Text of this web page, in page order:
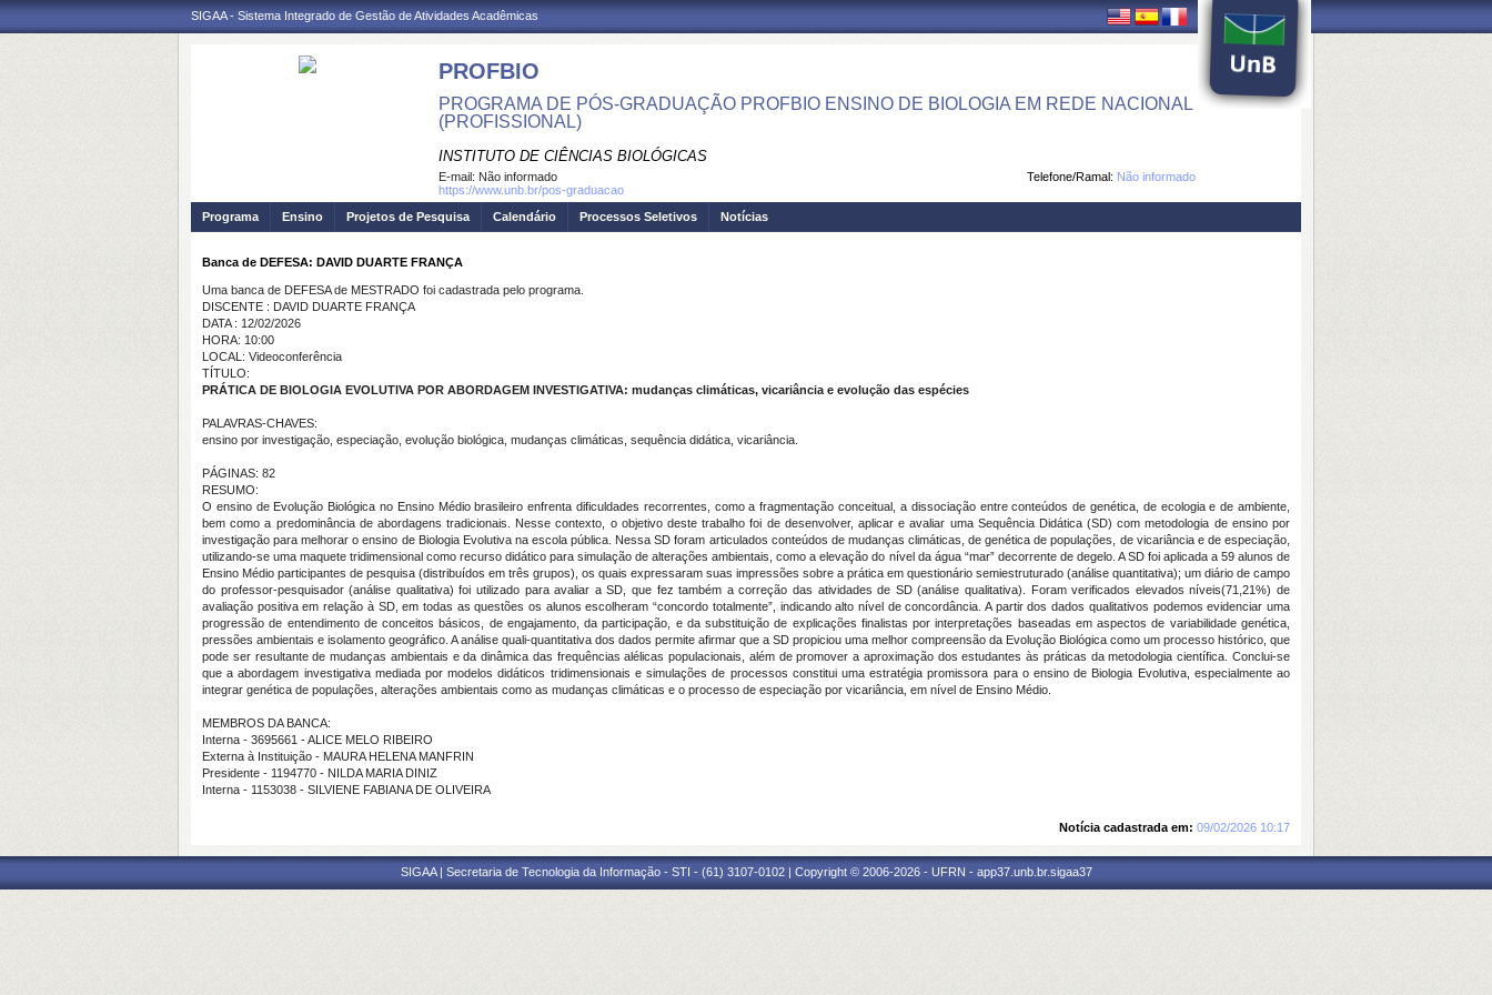
SIGAA - Sistema Integrado de Gestão de Atividades Acadêmicas
PROFBIO
PROGRAMA DE PÓS-GRADUAÇÃO PROFBIO ENSINO DE BIOLOGIA EM REDE NACIONAL
(PROFISSIONAL)
INSTITUTO DE CIÊNCIAS BIOLÓGICAS
Telefone/Ramal: Não informado
E-mail: Não informado
https://www.unb.br/pos-graduacao
Programa
Ensino Projetos de Pesquisa Calendário Processos Seletivos Notícias
Banca de DEFESA: DAVID DUARTE FRANÇA
Uma banca de DEFESA de MESTRADO foi cadastrada pelo programa.
DISCENTE : DAVID DUARTE FRANÇA
DATA : 12/02/2026
HORA: 10:00
LOCAL: Videoconferência
TÍTULO:
PRÁTICA DE BIOLOGIA EVOLUTIVA POR ABORDAGEM INVESTIGATIVA: mudanças climáticas, vicariância e evolução das espécies
PALAVRAS-CHAVES:
ensino por investigação, especiação, evolução biológica, mudanças climáticas, sequência didática, vicariância.
PÁGINAS: 82
RESUMO:
O ensino de Evolução Biológica no Ensino Médio brasileiro enfrenta dificuldades recorrentes, como a fragmentação conceitual, a dissociação entre conteúdos de genética, de ecologia e de ambiente,
bem como a predominância de abordagens tradicionais. Nesse contexto, o objetivo deste trabalho foi de desenvolver, aplicar e avaliar uma Sequência Didática (SD) com metodologia de ensino por
investigação para melhorar o ensino de Biologia Evolutiva na escola pública. Nessa SD foram articulados conteúdos de mudanças climáticas, de genética de populações, de vicariância e de especiação,
utilizando-se uma maquete tridimensional como recurso didático para simulação de alterações ambientais, como a elevação do nível da água “mar” decorrente de degelo. A SD foi aplicada a 59 alunos de
Ensino Médio participantes de pesquisa (distribuídos em três grupos), os quais expressaram suas impressões sobre a prática em questionário semiestruturado (análise quantitativa); um diário de campo
do professor-pesquisador (análise qualitativa) foi utilizado para avaliar a SD, que fez também a correção das atividades de SD (análise qualitativa). Foram verificados elevados níveis(71,21%) de
avaliação positiva em relação à SD, em todas as questões os alunos escolheram “concordo totalmente”, indicando alto nível de concordância. A partir dos dados qualitativos podemos evidenciar uma
progressão de entendimento de conceitos básicos, de engajamento, da participação, e da substituição de explicações finalistas por interpretações baseadas em aspectos de variabilidade genética,
pressões ambientais e isolamento geográfico. A análise quali-quantitativa dos dados permite afirmar que a SD propiciou uma melhor compreensão da Evolução Biológica como um processo histórico, que
pode ser resultante de mudanças ambientais e da dinâmica das frequências alélicas populacionais, além de promover a aproximação dos estudantes às práticas da metodologia científica. Conclui-se
que a abordagem investigativa mediada por modelos didáticos tridimensionais e simulações de processos constitui uma estratégia promissora para o ensino de Biologia Evolutiva, especialmente ao
integrar genética de populações, alterações ambientais como as mudanças climáticas e o processo de especiação por vicariância, em nível de Ensino Médio.
MEMBROS DA BANCA:
Interna - 3695661 - ALICE MELO RIBEIRO
Externa à Instituição - MAURA HELENA MANFRIN
Presidente - 1194770 - NILDA MARIA DINIZ
Interna - 1153038 - SILVIENE FABIANA DE OLIVEIRA
Notícia cadastrada em: 09/02/2026 10:17
SIGAA | Secretaria de Tecnologia da Informação - STI - (61) 3107-0102 | Copyright © 2006-2026 - UFRN - app37.unb.br.sigaa37